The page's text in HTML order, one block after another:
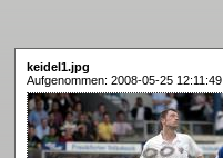
keidel1.jpg
Aufgenommen: 2008-05-25 12:11:49